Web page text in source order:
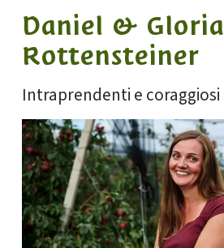
Daniel & Gloria
Rottensteiner
Intraprendenti e coraggiosi